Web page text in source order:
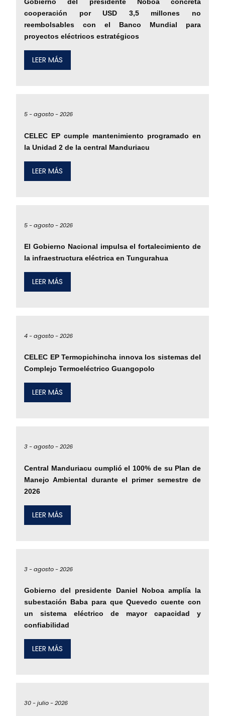
cooperación por USD 3,5 millones no
reembolsables con el Banco Mundial para
proyectos eléctricos estratégicos
LEER MÁS
5 -agosto -2026
CELEC EP cumple mantenimiento programado en
la Unidad 2 de la central Manduriacu
LEER MÁS
5 -agosto -2026
El Gobierno Nacional impulsa el fortalecimiento de
la infraestructura eléctrica en Tungurahua
LEER MÁS
4 -agosto -2026
CELEC EP Termopichincha innova los sistemas del
Complejo Termoeléctrico Guangopolo
LEER MÁS
3 -agosto -2026
Central Manduriacu cumplió el 100% de su Plan de
Manejo Ambiental durante el primer semestre de
2026
LEER MÁS
3 -agosto -2026
Gobierno del presidente Daniel Noboa amplía la
subestación Baba para que Quevedo cuente con
un sistema eléctrico de mayor capacidad y
confiabilidad
LEER MÁS
30 -julio -2026